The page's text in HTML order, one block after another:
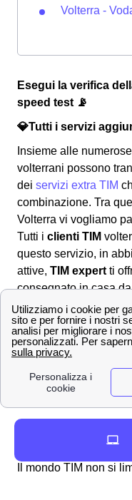
Volterra -
Esegui la verifica
speed test 📡
💎Tutti i servizi
Insieme alle numerose
volterrani possono
dei servizi extra TIM
combinazione. Tra
Volterra vi vogliamo
Tutti i clienti TIM
questo servizio, in
attive, TIM expert ti
consegnato in casa
procederà
servizio ha un costo
Offerte TIM a
Trova la migliore
rete WiFi in pochi
in provincia di Pisa
Il mondo TIM non si